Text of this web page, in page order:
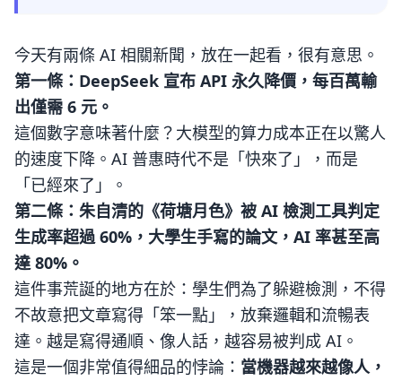
今天有兩條 AI 相關新聞，放在一起看，很有意思。
第一條：DeepSeek 宣布 API 永久降價，每百萬輸
出僅需 6 元。
這個數字意味著什麼？大模型的算力成本正在以驚人
的速度下降。AI 普惠時代不是「快來了」，而是
「已經來了」。
第二條：朱自清的《荷塘月色》被 AI 檢測工具判定
生成率超過 60%，大學生手寫的論文，AI 率甚至高
達 80%。
這件事荒誕的地方在於：學生們為了躲避檢測，不得
不故意把文章寫得「笨一點」，放棄邏輯和流暢表
達。越是寫得通順、像人話，越容易被判成 AI。
這是一個非常值得細品的悖論： 當機器越來越像人，